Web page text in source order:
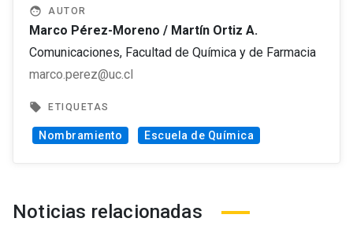
face AUTOR
Marco Pérez-Moreno / Martín Ortiz A.
Comunicaciones, Facultad de Química y de Farmacia
marco.perez@uc.cl
local_offer ETIQUETAS
Nombramiento Escuela de Química
Noticias relacionadas